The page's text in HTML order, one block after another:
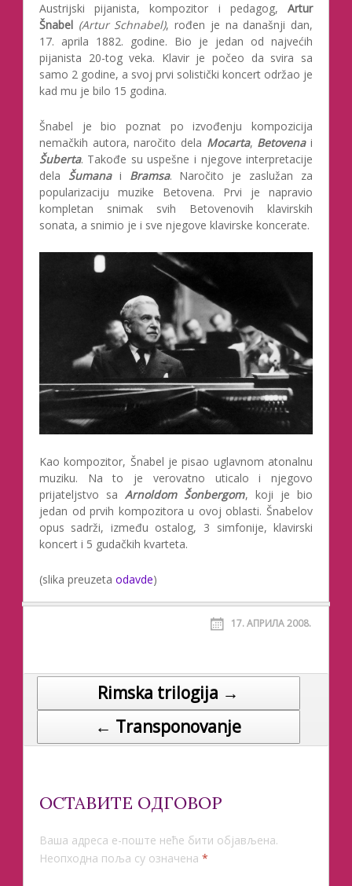
Austrijski pijanista, kompozitor i pedagog,Artur
Šnabel (Artur Schnabel), rođen je na današnji dan,
17. aprila 1882. godine. Bio je jedan od najvećih
pijanista 20-tog veka. Klavir je počeo da svira sa
samo 2 godine, a svoj prvi solistički koncert održao je
kad mu je bilo 15 godina.
Šnabel je bio poznat po izvođenju kompozicija
nemačkih autora, naročito dela Mocarta, Betovenai
Šuberta. Takođe su uspešne i njegove interpretacije
dela Šumanai Bramsa. Naročito je zaslužan za
popularizaciju muzike Betovena. Prvi je napravio
kompletan snimak svih Betovenovih klavirskih
sonata, a snimio je i sve njegove klavirske koncerate.
Kao kompozitor, Šnabel je pisao uglavnom atonalnu
muziku. Na to je verovatno uticalo i njegovo
prijateljstvo saArnoldom Šonbergom, koji je bio
jedan od prvih kompozitora u ovoj oblasti. Šnabelov
opus sadrži, između ostalog, 3 simfonije, klavirski
koncert i 5 gudačkih kvarteta.
(slika preuzeta odavde)
17. АПРИЛА 2008.
Post navigationRimska trilogija →
← Transponovanje
ОСТАВИТЕ ОДГОВОР
Ваша адреса е-поште неће бити објављена.
Неопходна поља су означена *